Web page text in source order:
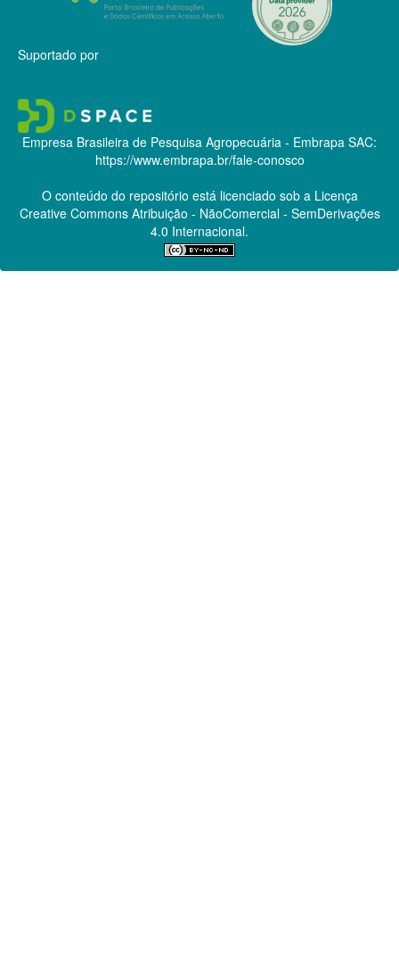
Suportado por
Empresa Brasileira de Pesquisa Agropecuária - Embrapa SAC:
https://www.embrapa.br/fale-conosco
O conteúdo do repositório está licenciado sob a Licença
Creative CommonsAtribuição - NãoComercial - SemDerivações
4.0 Internacional.